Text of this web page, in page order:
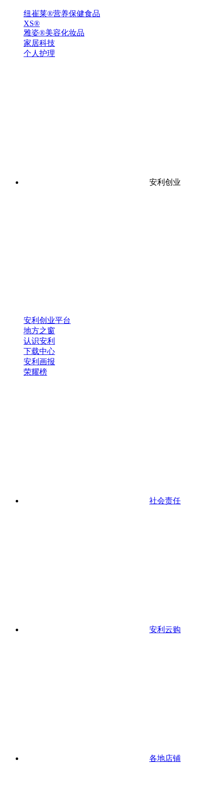
纽崔莱®营养保健食品
XS®
雅姿®美容化妆品
家居科技
个人护理
安利创业
安利创业平台
地方之窗
认识安利
下载中心
安利画报
荣耀榜
社会责任
安利云购
各地店铺